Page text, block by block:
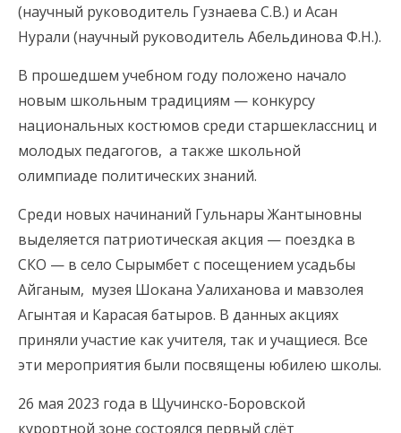
(научный руководитель Гузнаева С.В.) и Асан
Нурали (научный руководитель Абельдинова Ф.Н.).
В прошедшем учебном году положено начало
новым школьным традициям — конкурсу
национальных костюмов среди старшеклассниц и
молодых педагогов, а также школьной
олимпиаде политических знаний.
Среди новых начинаний Гульнары Жантыновны
выделяется патриотическая акция — поездка в
СКО — в село Сырымбет с посещением усадьбы
Айганым, музея Шокана Уалиханова и мавзолея
Агынтая и Карасая батыров. В данных акциях
приняли участие как учителя, так и учащиеся. Все
эти мероприятия были посвящены юбилею школы.
26 мая 2023 года в Щучинско-Боровской
курортной зоне состоялся первый слёт